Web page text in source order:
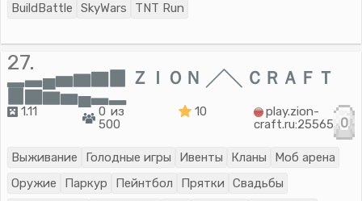
BuildBattle
SkyWars TNT Run
27.
▂▃▄▅▆▇▉ ＺＩＯＮ ╱╲ ＣＲＡＦＴ
▉▇▆▅▄▃▂
1.11
0 из
500
10
play.zion-
craft.ru:25565 0
Выживание Голодные игры Ивенты Кланы
Моб арена
Оружие
Паркур Пейнтбол Прятки
Свадьбы